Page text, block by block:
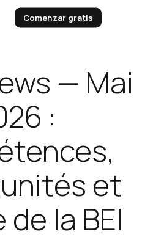
Comenzar gratis
— Mai
:
et
la BEI